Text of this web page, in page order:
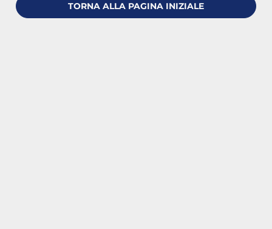
TORNA ALLA PAGINA INIZIALE